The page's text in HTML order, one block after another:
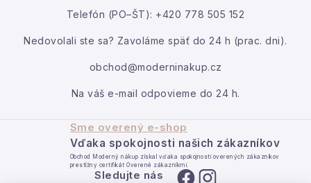
Telefón (PO–ŠT): +420 778 505 152
Nedovolali ste sa? Zavoláme späť do 24 h (prac. dni).
obchod@moderninakup.cz
Na váš e-mail odpovieme do 24 h.
Sme overený e-shop
Vďaka spokojnosti našich zákazníkov
Obchod Moderný nákup získal vďaka spokojnosti overených zákazníkov
prestížny certifikát Overené zákazníkmi.
Sledujte nás